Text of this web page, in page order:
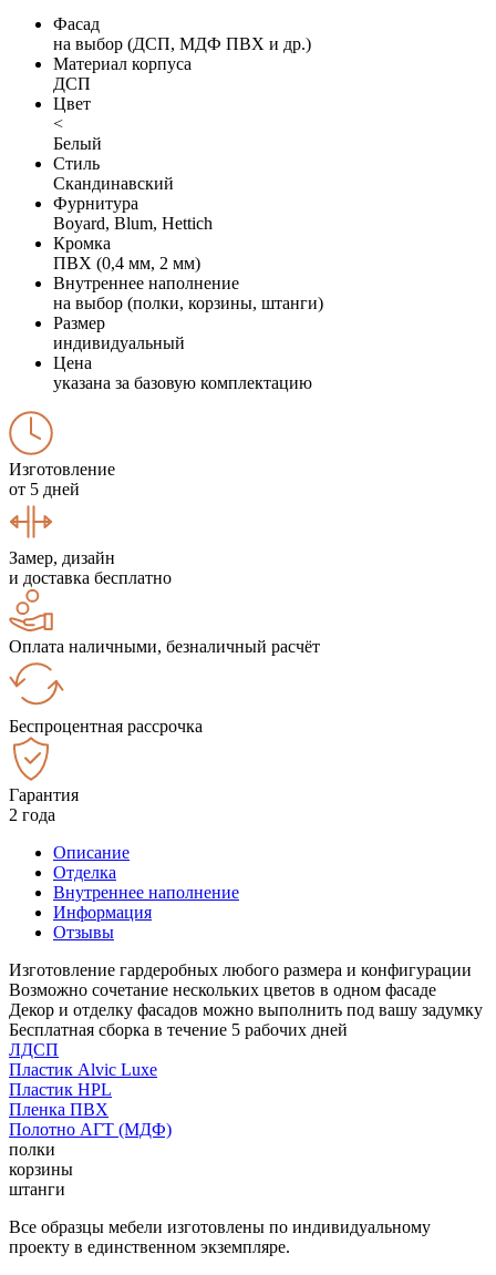
Фасад
на выбор (ДСП, МДФ ПВХ и др.)
Материал корпуса
ДСП
Цвет
<
Белый
Стиль
Скандинавский
Фурнитура
Boyard, Blum, Hettich
Кромка
ПВХ (0,4 мм, 2 мм)
Внутреннее наполнение
на выбор (полки, корзины, штанги)
Размер
индивидуальный
Цена
указана за базовую комплектацию
Изготовление
от 5 дней
Замер, дизайн
и доставка бесплатно
Оплата наличными, безналичный расчёт
Беспроцентная рассрочка
Гарантия
2 года
Описание
Отделка
Внутреннее наполнение
Информация
Отзывы
Изготовление гардеробных любого размера и конфигурации
Возможно сочетание нескольких цветов в одном фасаде
Декор и отделку фасадов можно выполнить под вашу задумку
Бесплатная сборка в течение 5 рабочих дней
ЛДСП
Пластик Alvic Luxe
Пластик HPL
Пленка ПВХ
Полотно АГТ (МДФ)
полки
корзины
штанги
Все образцы мебели изготовлены по индивидуальному
проекту в единственном экземпляре.